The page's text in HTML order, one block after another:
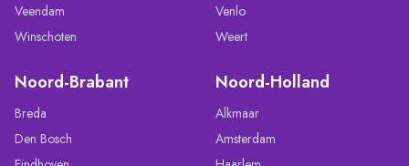
Veendam
Winschoten
Venlo
Weert
Noord-Brabant
Breda
Den Bosch
Noord-Holland
Alkmaar
Amsterdam